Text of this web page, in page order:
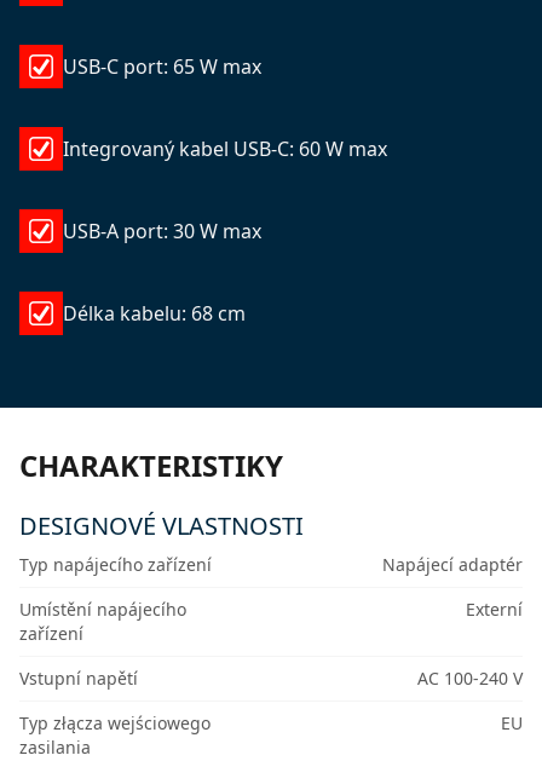
USB-C port: 65 W max
Integrovaný kabel USB-C: 60 W max
USB-A port: 30 W max
Délka kabelu: 68 cm
CHARAKTERISTIKY
DESIGNOVÉ VLASTNOSTI
Typ napájecího zařízení
Napájecí adaptér
Umístění napájecího
zařízení
Externí
Vstupní napětí
AC 100-240 V
Typ złącza wejściowego
zasilania
EU